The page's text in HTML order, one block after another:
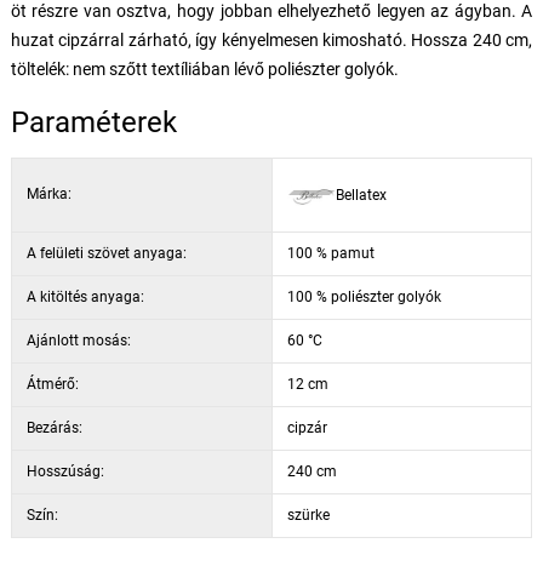
öt részre van osztva, hogy jobban elhelyezhető legyen az ágyban. A
huzat cipzárral zárható, így kényelmesen kimosható. Hossza 240 cm,
töltelék: nem szőtt textíliában lévő poliészter golyók.
Paraméterek
Márka: Bellatex
A felületi szövet anyaga: 100 % pamut
A kitöltés anyaga: 100 % poliészter golyók
Ajánlott mosás: 60 °C
Átmérő: 12 cm
Bezárás: cipzár
Hosszúság: 240 cm
Szín: szürke